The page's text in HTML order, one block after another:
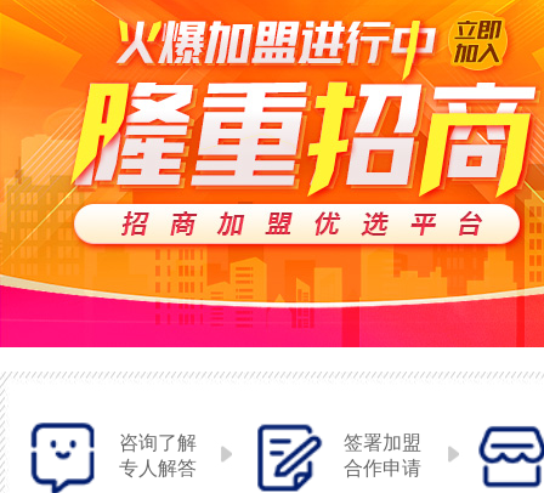
咨询了解
专人解答
签署加盟
合作申请